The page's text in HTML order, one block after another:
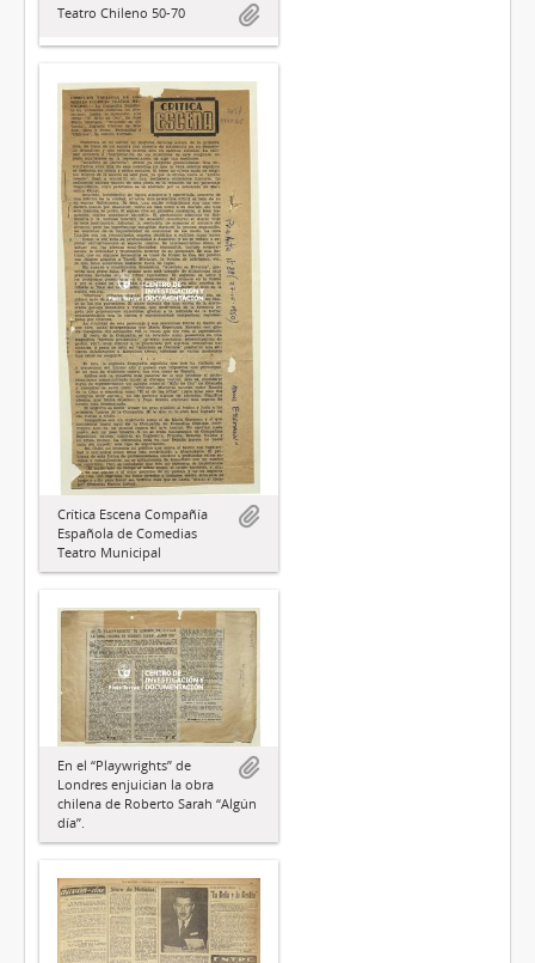
Teatro Chileno 50-70
Crítica Escena Compañía
Española de Comedias
Teatro Municipal
En el “Playwrights” de
Londres enjuician la obra
chilena de Roberto Sarah “Algún
día”.